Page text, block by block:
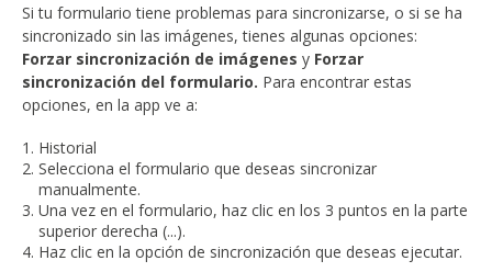
Si tu formulario tiene problemas para sincronizarse, o si se ha
sincronizado sin las imágenes, tienes algunas opciones:
Forzar sincronización de imágenes y Forzar
sincronización del formulario. Para encontrar estas
opciones, en la app ve a:
Historial
Selecciona el formulario que deseas sincronizar
manualmente.
Una vez en el formulario, haz clic en los 3 puntos en la parte
superior derecha (...).
Haz clic en la opción de sincronización que deseas ejecutar.